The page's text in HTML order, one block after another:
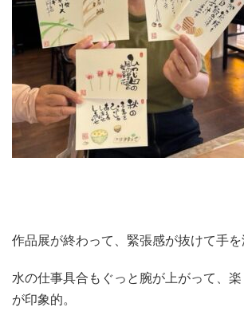
作品展が終わって、緊張感が抜けて手を
水の仕事具合もぐっと腕が上がって、
が印象的。